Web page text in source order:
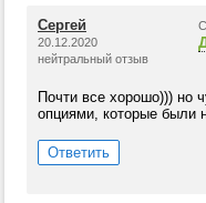
Сергей
20.12.2020
нейтральный отзыв
Почти все хорошо))) но
опциями, которые были
Ответить